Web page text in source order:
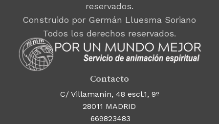
reservados.
Construido por Germán Lluesma Soriano
Todos los derechos reservados.
Contacto
C/ Villamanín, 48 escl.1, 9º
28011 MADRID
669823483